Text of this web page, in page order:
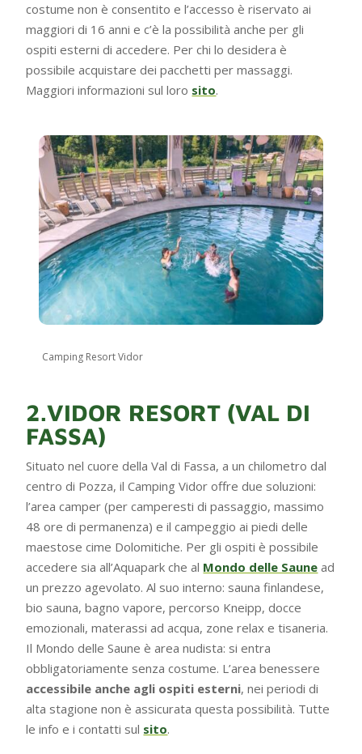
costume non è consentito e l’accesso è riservato ai
maggiori di 16 anni e c’è la possibilità anche per gli
ospiti esterni di accedere. Per chi lo desidera è
possibile acquistare dei pacchetti per massaggi.
Maggiori informazioni sul loro sito.
Camping Resort Vidor
2.VIDOR RESORT (VAL DI
FASSA)
Situato nel cuore della Val di Fassa, a un chilometro dal
centro di Pozza, il Camping Vidor offre due soluzioni:
l’area camper (per camperesti di passaggio, massimo
48 ore di permanenza) e il campeggio ai piedi delle
maestose cime Dolomitiche. Per gli ospiti è possibile
accedere sia all’Aquapark che al Mondo delle Saune ad
un prezzo agevolato. Al suo interno: sauna finlandese,
bio sauna, bagno vapore, percorso Kneipp, docce
emozionali, materassi ad acqua, zone relax e tisaneria.
Il Mondo delle Saune è area nudista: si entra
obbligatoriamente senza costume. L’area benessere
accessibile anche agli ospiti esterni, nei periodi di
alta stagione non è assicurata questa possibilità. Tutte
le info e i contatti sul sito.